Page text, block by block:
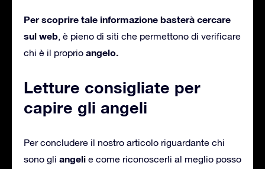
Per scoprire tale informazione basterà cercare
sul web, è pieno di siti che permettono di verificare
chi è il proprio angelo.
Letture consigliate per
capire gli angeli
Per concludere il nostro articolo riguardante chi
sono gli angeli e come riconoscerli al meglio posso